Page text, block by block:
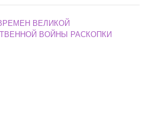
ВЕЛИКОЙ
ВОЙНЫ РАСКОПКИ